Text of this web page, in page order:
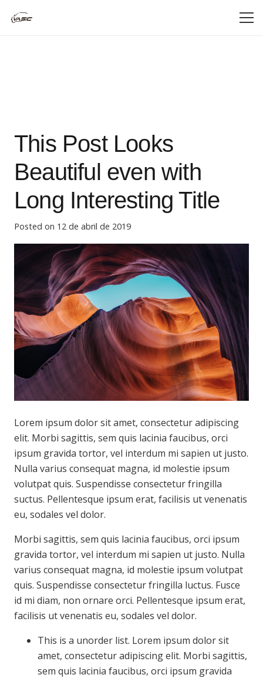
This Post Looks
Beautiful even with
Long Interesting Title
Posted on 12 de abril de 2019
Lorem ipsum dolor sit amet, consectetur adipiscing
elit. Morbi sagittis, sem quis lacinia faucibus, orci
ipsum gravida tortor, vel interdum mi sapien ut justo.
Nulla varius consequat magna, id molestie ipsum
volutpat quis. Suspendisse consectetur fringilla
suctus. Pellentesque ipsum erat, facilisis ut venenatis
eu, sodales vel dolor.
Morbi sagittis, sem quis lacinia faucibus, orci ipsum
gravida tortor, vel interdum mi sapien ut justo. Nulla
varius consequat magna, id molestie ipsum volutpat
quis. Suspendisse consectetur fringilla luctus. Fusce
id mi diam, non ornare orci. Pellentesque ipsum erat,
facilisis ut venenatis eu, sodales vel dolor.
This is a unorder list. Lorem ipsum dolor sit
amet, consectetur adipiscing elit. Morbi sagittis,
sem quis lacinia faucibus, orci ipsum gravida